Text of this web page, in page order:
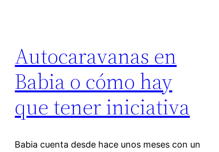
Autocaravanas en
Babia o cómo hay
que tener iniciativa
Babia cuenta desde hace unos meses con un